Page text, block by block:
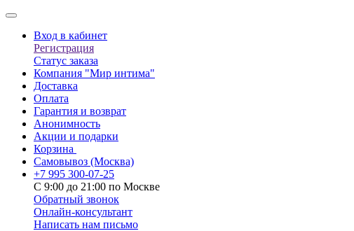
Вход в кабинет
Регистрация
Статус заказа
Компания "Мир интима"
Доставка
Оплата
Гарантия и возврат
Анонимность
Акции и подарки
Корзина
Самовывоз (Москва)
+7 995 300-07-25
С 9:00 до 21:00 по Москве
Обратный звонок
Онлайн-консультант
Написать нам письмо